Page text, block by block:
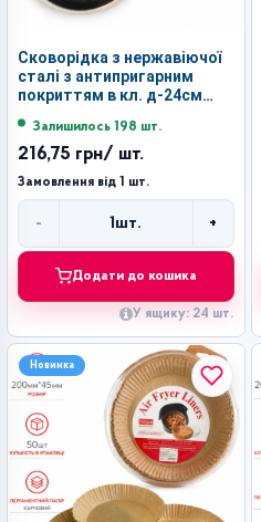
Сковорідка з нержавіючої
сталі з антипригарним
покриттям в кл. д-24см
Залишилось 198 шт.
216,75 грн/ шт.
Замовлення від 1 шт.
- 1шт. +
Додати до кошика
У ящику: 24 шт.
Новинка